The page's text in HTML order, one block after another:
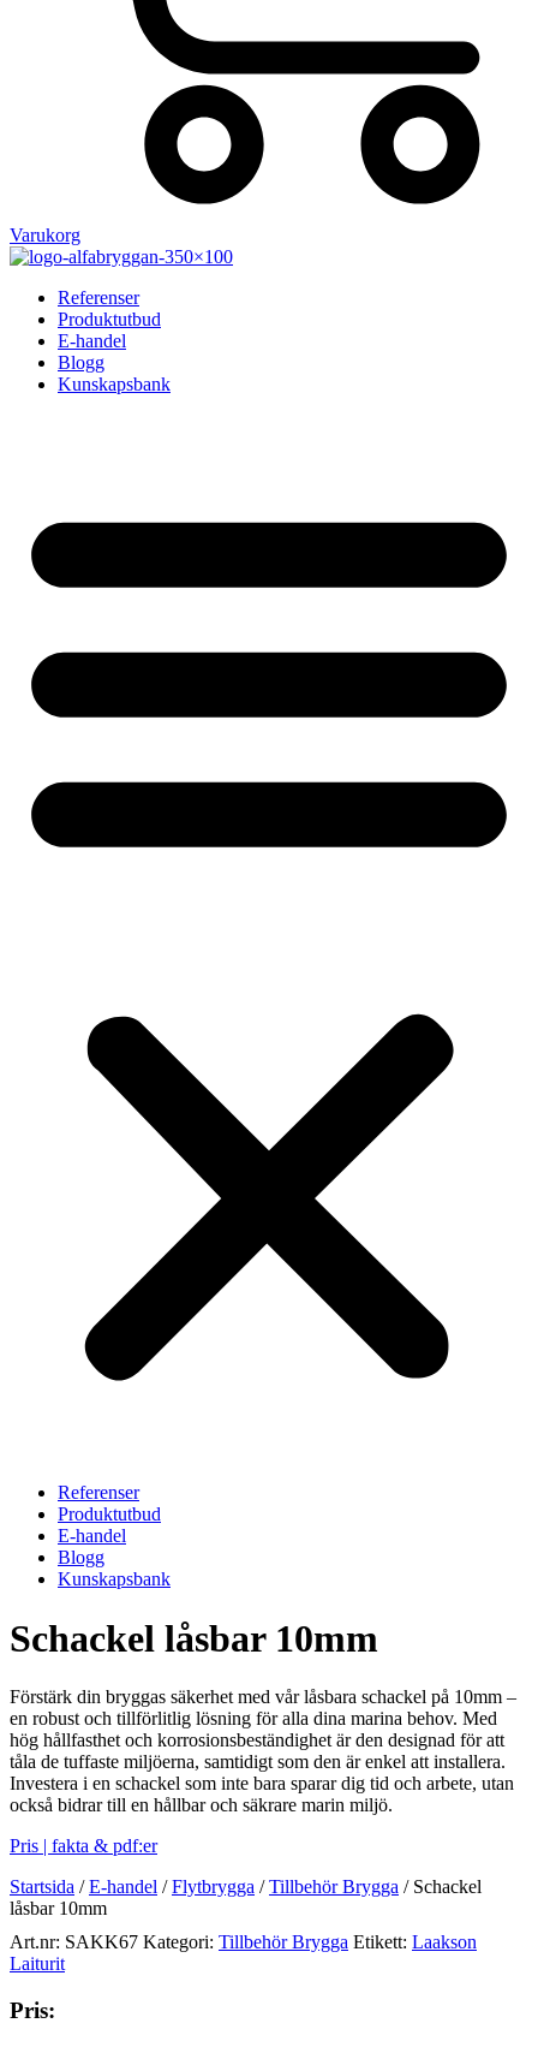
Varukorg
Referenser
Produktutbud
E-handel
Blogg
Kunskapsbank
Referenser
Produktutbud
E-handel
Blogg
Kunskapsbank
Schackel låsbar 10mm
Förstärk din bryggas säkerhet med vår låsbara schackel på 10mm –
en robust och tillförlitlig lösning för alla dina marina behov. Med
hög hållfasthet och korrosionsbeständighet är den designad för att
tåla de tuffaste miljöerna, samtidigt som den är enkel att installera.
Investera i en schackel som inte bara sparar dig tid och arbete, utan
också bidrar till en hållbar och säkrare marin miljö.
Pris | fakta & pdf:er
Startsida /E-handel /Flytbrygga /Tillbehör Brygga / Schackel
låsbar 10mm
Art.nr: SAKK67 Kategori: Tillbehör Brygga Etikett: Laakson
Laiturit
Pris: